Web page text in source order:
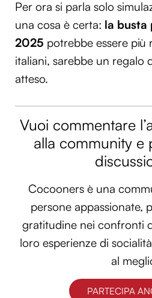
Per ora si parla solo
una cosa è certa: la busta
2025 potrebbe essere più
italiani, sarebbe un regalo
atteso.
Vuoi commentare
alla community e
Cocooners è una
persone appassionate,
gratitudine nei confronti
loro esperienze di
al
PARTECIPA